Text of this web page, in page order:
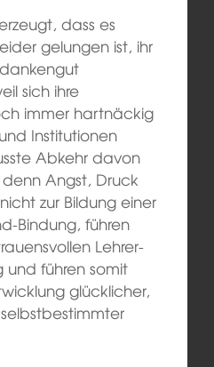
dass es
gelungen ist, ihr
sich ihre
immer hartnäckig
Institutionen
Abkehr davon
Angst, Druck
zur Bildung einer
Bindung, führen
Lehrer-
und führen somit
glücklicher,